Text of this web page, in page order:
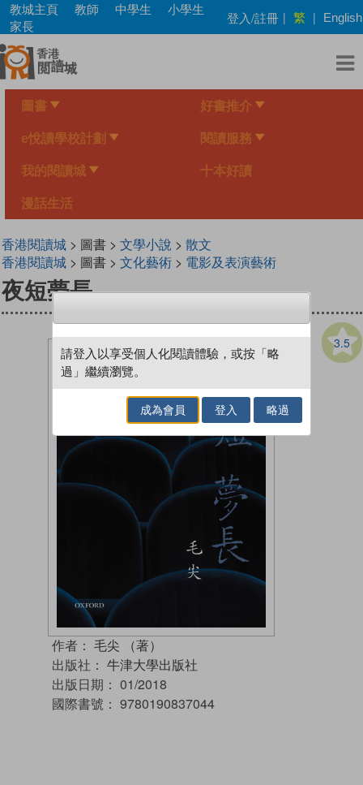
Skip
main
content
教城主頁 教師 中學生
小學生
家長
登入/註冊 | 繁 | English
圖書 好書推介
e悅讀學校計劃 閱讀服務
我的閱讀城 十本好讀
漫話生活
香港閱讀城> 圖書 > 文學小說 > 散文
香港閱讀城> 圖書 > 文化藝術> 電影及表演藝術
夜短夢長
3.5
作者： 毛尖 （著）
出版社： 牛津大學出版社
出版日期： 01/2018
國際書號： 9780190837044
請登入以享受個人化閱讀體驗，或按「略
過」繼續瀏覽。
成為會員 登入 略過